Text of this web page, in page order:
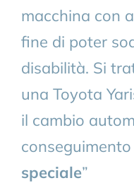
macchina con
fine di poter
disabilità. Si
una Toyota
il cambio
speciale”